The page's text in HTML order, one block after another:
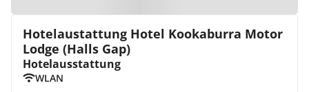
Hotelaustattung Hotel Kookaburra Motor
Lodge (Halls Gap)
Hotelausstattung
WLAN